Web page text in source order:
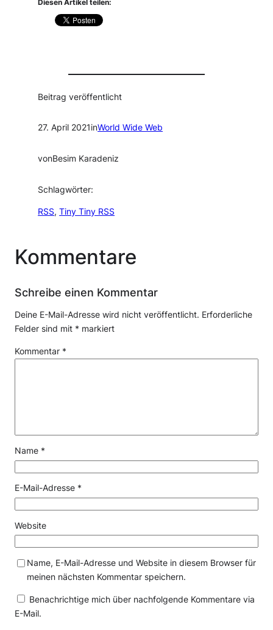
Diesen Artikel teilen:
Beitrag veröffentlicht
27. April 2021inWorld Wide Web
vonBesim Karadeniz
Schlagwörter:
RSS, Tiny Tiny RSS
Kommentare
Schreibe einen Kommentar
Deine E-Mail-Adresse wird nicht veröffentlicht. Erforderliche
Felder sind mit * markiert
Kommentar *
Name *
E-Mail-Adresse *
Website
Name, E-Mail-Adresse und Website in diesem Browser für
meinen nächsten Kommentar speichern.
Benachrichtige mich über nachfolgende Kommentare via
E-Mail.